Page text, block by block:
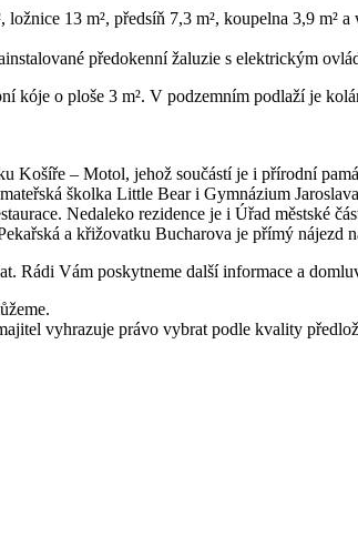
13 m², předsíň 7,3 m², koupelna 3,9 m²
předokenní žaluzie s elektrickým
kóje o ploše 3 m². V podzemním podlaží je
Košíře – Motol, jehož součástí je i přírodní
školka Little Bear i Gymnázium
Nedaleko rezidence je i Úřad městské
a křižovatku Bucharova je přímý
Rádi Vám poskytneme další informace a
vyhrazuje právo vybrat podle kvality